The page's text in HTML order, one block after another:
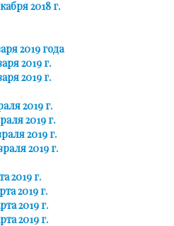
2018 г.
2019 года
2019 г.
2019 г.
2019 г.
2019 г.
2019 г.
2019 г.
2019 г.
2019 г.
2019 г.
2019 г.